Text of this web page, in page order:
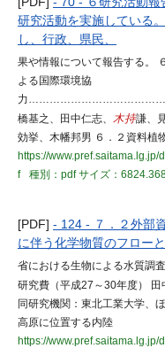
研究活動を実施している
し、行政、県民、
果や情報について報告する。
よる国際環境協
力
橋基之、田中仁志、 木持謙、
効挙、木幡邦男 ６．２資料植
https://
f
種別：pdfサイズ：
[PDF] - 124 - ７．２外部
に伴う化学物質のフロー
省における生物による水質調
研究費（平成27～30年度） 田
同研究機関：東北工業大学、
高原に位置する内陸
https://